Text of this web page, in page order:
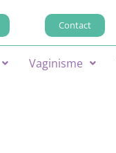
Contact
Vaginisme